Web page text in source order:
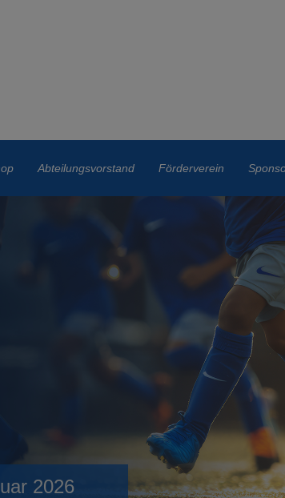
Abteilungsvorstand Förderverein
2026